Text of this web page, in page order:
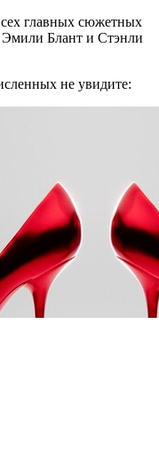
главных сюжетных
Блант и Стэнли
не увидите: